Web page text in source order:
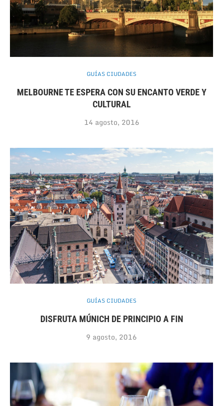
GUÍAS CIUDADES
MELBOURNE TE ESPERA CON SU ENCANTO VERDE Y
CULTURAL
14 agosto, 2016
GUÍAS CIUDADES
DISFRUTA MÚNICH DE PRINCIPIO A FIN
9 agosto, 2016